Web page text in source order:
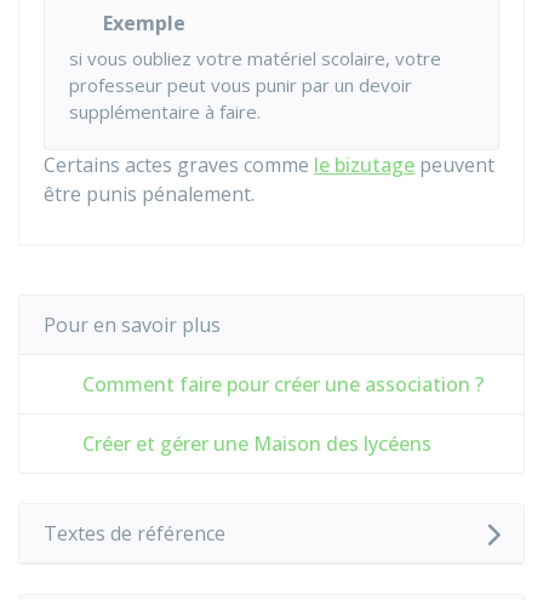
Exemple
si vous oubliez votre matériel scolaire, votre
professeur peut vous punir par un devoir
supplémentaire à faire.
Certains actes graves comme le bizutage peuvent
être punis pénalement.
Pour en savoir plus
Comment faire pour créer une association ?
Créer et gérer une Maison des lycéens
Textes de référence